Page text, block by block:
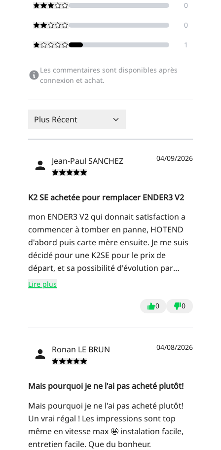
0
0
1
Les commentaires sont disponibles après
connexion et achat.
Plus Récent
Jean-Paul SANCHEZ 04/09/2026
K2 SE achetée pour remplacer ENDER3 V2
mon ENDER3 V2 qui donnait satisfaction a
commencer à tomber en panne, HOTEND
d'abord puis carte mère ensuite. Je me suis
décidé pour une K2SE pour le prix de
départ, et sa possibilité d'évolution par
rapport à une BAMBOO LABS qui est
site CREALITY. La K2SE fonctionne bien
comme promis. Mise en oeuvre
instructions à l'écran.Impressions
que la ENDER3, mode silencieux lent, mais
moins bruyant. J'utilisais CURA avec la
ENDER. J'ai adopté CREALITYPRINT pour la
K2SE. Il est facile et intuitif pour retrouver
Lire plus
0 0
Ronan LE BRUN 04/08/2026
Mais pourquoi je ne l'ai pas acheté plutôt!
Mais pourquoi je ne l'ai pas acheté plutôt!
Un vrai régal ! Les impressions sont top
même en vitesse max 🤩 instalation facile,
entretien facile. Que du bonheur.